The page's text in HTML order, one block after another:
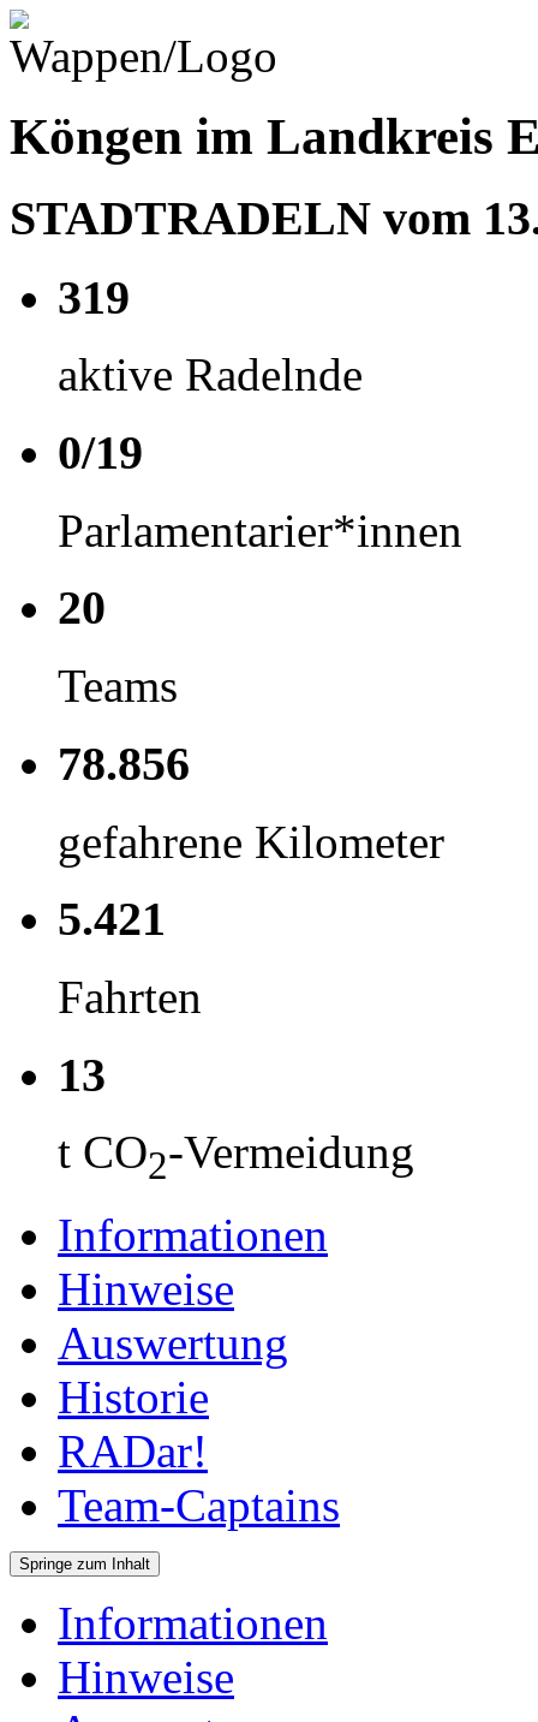
Köngen im Landkreis
STADTRADELN vom
319
aktive Radelnde
0/19
Parlamentarier*innen
20
Teams
78.856
gefahrene Kilometer
5.421
Fahrten
13
t CO2-Vermeidung
Informationen
Hinweise
Auswertung
Historie
RADar!
Team-Captains
Springe zum Inhalt
Informationen
Hinweise